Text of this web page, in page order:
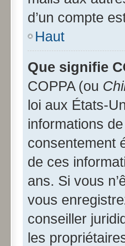
d’un compte
Haut
Que signifie
COPPA (ou
loi aux États-
informations
consentement
de ces
ans. Si vous
vous
conseiller
les